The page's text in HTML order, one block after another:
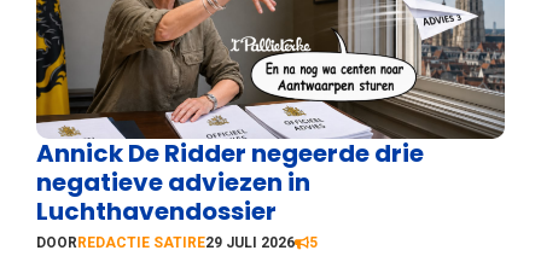
Annick De Ridder negeerde drie
negatieve adviezen in
Luchthavendossier
DOORREDACTIE SATIRE29 JULI 2026 5